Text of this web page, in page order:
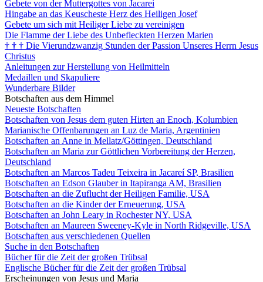
Gebete von der Muttergottes von Jacarei
Hingabe an das Keuscheste Herz des Heiligen Josef
Gebete um sich mit Heiliger Liebe zu vereinigen
Die Flamme der Liebe des Unbefleckten Herzen Marien
† † † Die Vierundzwanzig Stunden der Passion Unseres Herrn Jesus
Christus
Anleitungen zur Herstellung von Heilmitteln
Medaillen und Skapuliere
Wunderbare Bilder
Botschaften aus dem Himmel
Neueste Botschaften
Botschaften von Jesus dem guten Hirten an Enoch, Kolumbien
Marianische Offenbarungen an Luz de Maria, Argentinien
Botschaften an Anne in Mellatz/Göttingen, Deutschland
Botschaften an Maria zur Göttlichen Vorbereitung der Herzen,
Deutschland
Botschaften an Marcos Tadeu Teixeira in Jacareí SP, Brasilien
Botschaften an Edson Glauber in Itapiranga AM, Brasilien
Botschaften an die Zuflucht der Heiligen Familie, USA
Botschaften an die Kinder der Erneuerung, USA
Botschaften an John Leary in Rochester NY, USA
Botschaften an Maureen Sweeney-Kyle in North Ridgeville, USA
Botschaften aus verschiedenen Quellen
Suche in den Botschaften
Bücher für die Zeit der großen Trübsal
Englische Bücher für die Zeit der großen Trübsal
Erscheinungen von Jesus und Maria